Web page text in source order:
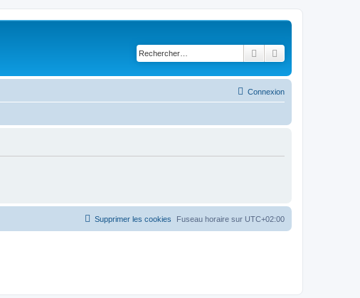
Rechercher
Connexion
Fuseau horaire sur UTC+02:00
Supprimer les cookies